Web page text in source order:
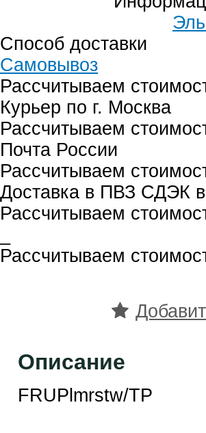
Способ доставки
Самовывоз
Рассчитываем
Курьер по г. Москва
Рассчитываем
Почта России
Рассчитываем
Доставка в ПВЗ СДЭК в
Рассчитываем
Рассчитываем
Описание
FRUPlmrstw/TP